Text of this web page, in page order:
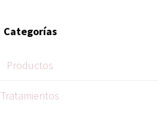
Categorías
Productos
Tratamientos